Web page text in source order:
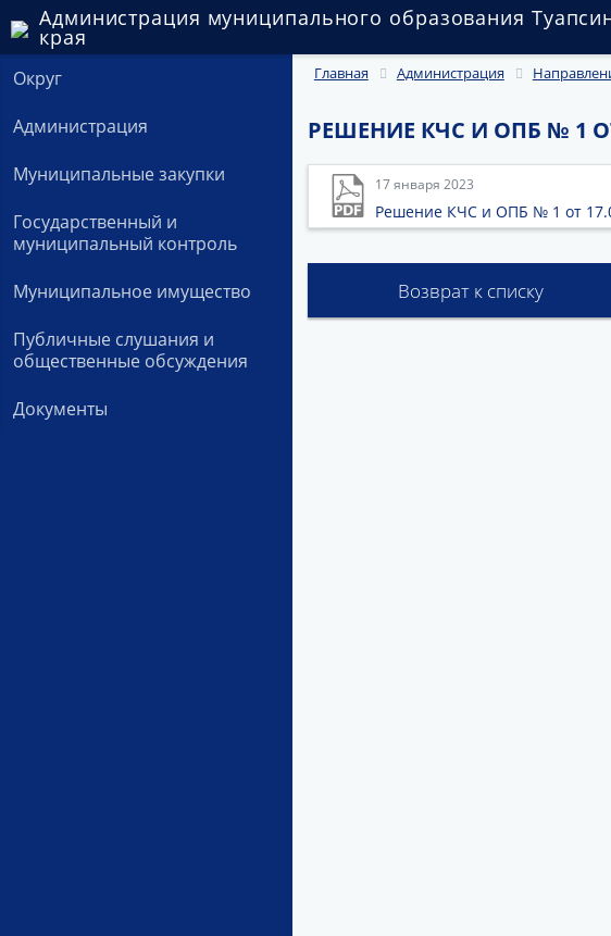
Администрация муниципального образования
края
Округ
Администрация
Муниципальные закупки
Государственный и
муниципальный контроль
Муниципальное имущество
Публичные слушания и
общественные обсуждения
Документы
Главная Администрация
РЕШЕНИЕ КЧС И ОПБ № 1
17 января 2023
Решение КЧС и ОПБ № 1 от
Возврат к списку